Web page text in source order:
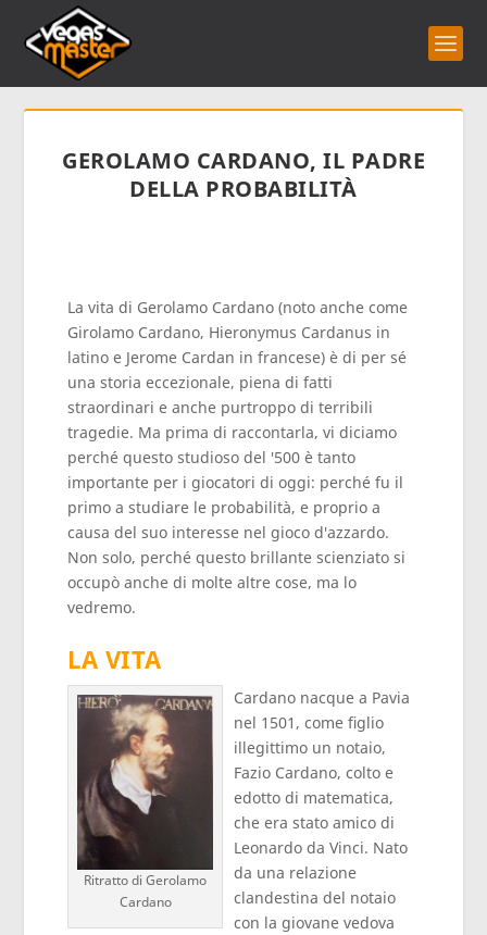
GEROLAMO CARDANO, IL PADRE
DELLA PROBABILITÀ
La vita di Gerolamo Cardano (noto anche come
Girolamo Cardano, Hieronymus Cardanus in
latino e Jerome Cardan in francese) è di per sé
una storia eccezionale, piena di fatti
straordinari e anche purtroppo di terribili
tragedie. Ma prima di raccontarla, vi diciamo
perché questo studioso del '500 è tanto
importante per i giocatori di oggi: perché fu il
primo a studiare le probabilità, e proprio a
causa del suo interesse nel gioco d'azzardo.
Non solo, perché questo brillante scienziato si
occupò anche di molte altre cose, ma lo
vedremo.
LA VITA
Ritratto di Gerolamo
Cardano
Cardano nacque a Pavia
nel 1501, come figlio
illegittimo un notaio,
Fazio Cardano, colto e
edotto di matematica,
che era stato amico di
Leonardo da Vinci. Nato
da una relazione
clandestina del notaio
con la giovane vedova